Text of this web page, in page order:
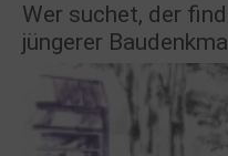
Wer suchet, der
jüngerer